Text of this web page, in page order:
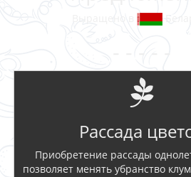
Рассада
Приобретение рассады
позволяет менять убранство